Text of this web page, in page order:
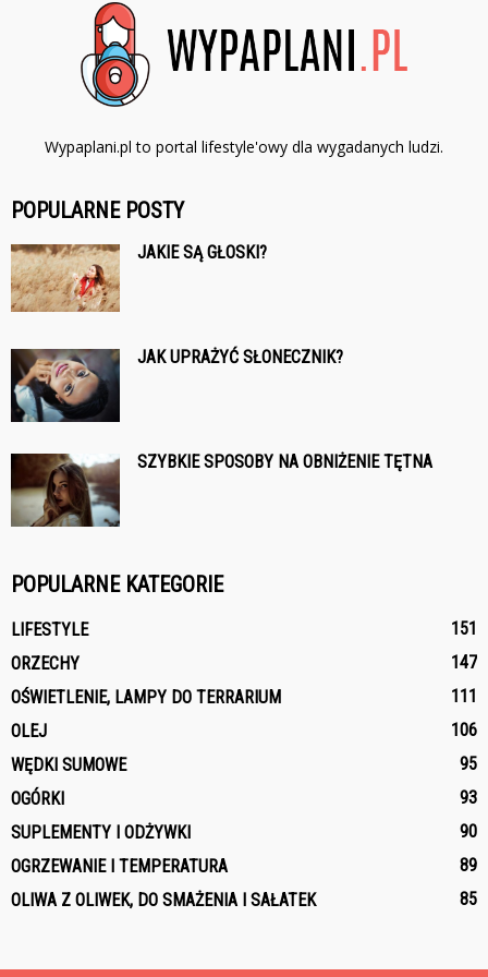
Wypaplani.pl to portal lifestyle'owy dla wygadanych ludzi.
POPULARNE POSTY
JAKIE SĄ GŁOSKI?
JAK UPRAŻYĆ SŁONECZNIK?
SZYBKIE SPOSOBY NA OBNIŻENIE TĘTNA
POPULARNE KATEGORIE
LIFESTYLE
151
ORZECHY
147
OŚWIETLENIE, LAMPY DO TERRARIUM
111
OLEJ
106
WĘDKI SUMOWE
95
OGÓRKI
93
SUPLEMENTY I ODŻYWKI
90
OGRZEWANIE I TEMPERATURA
89
OLIWA Z OLIWEK, DO SMAŻENIA I SAŁATEK
85